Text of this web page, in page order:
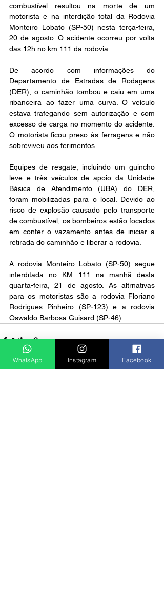
combustível resultou na morte de um
motorista e na interdição total da Rodovia
Monteiro Lobato (SP-50) nesta terça-feira,
20 de agosto. O acidente ocorreu por volta
das 12h no km 111 da rodovia.
De acordo com informações do
Departamento de Estradas de Rodagens
(DER), o caminhão tombou e caiu em uma
ribanceira ao fazer uma curva. O veículo
estava trafegando sem autorização e com
excesso de carga no momento do acidente.
O motorista ficou preso às ferragens e não
sobreviveu aos ferimentos.
Equipes de resgate, incluindo um guincho
leve e três veículos de apoio da Unidade
Básica de Atendimento (UBA) do DER,
foram mobilizadas para o local. Devido ao
risco de explosão causado pelo transporte
de combustível, os bombeiros estão focados
em conter o vazamento antes de iniciar a
retirada do caminhão e liberar a rodovia.
A rodovia Monteiro Lobato (SP-50) segue
interditada no KM 111 na manhã desta
quarta-feira, 21 de agosto. As altrnativas
para os motoristas são a rodovia Floriano
Rodrigues Pinheiro (SP-123) e a rodovia
Oswaldo Barbosa Guisard (SP-46).
WhatsApp Instagram Facebook